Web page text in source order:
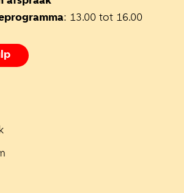
: 13.00 tot 16.00